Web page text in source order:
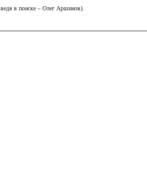
в поиске – Олег Аршинов).